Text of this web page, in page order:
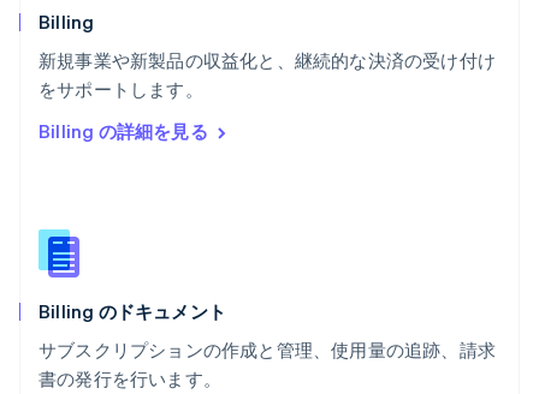
Billing
新規事業や新製品の収益化と、継続的な決済の受け付け
をサポートします。
Billing の詳細を見る
Billing のドキュメント
サブスクリプションの作成と管理、使用量の追跡、請求
書の発行を行います。
ポーランド
English
ポルトガル
Português English
English
Español
ラトビア
リトアニア
リヒテンシュタイン
DeutschEnglish